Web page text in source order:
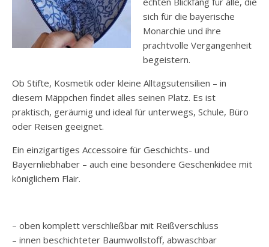
sich für die bayerische
Monarchie und ihre
prachtvolle Vergangenheit
begeistern.
Ob Stifte, Kosmetik oder kleine Alltagsutensilien – in
diesem Mäppchen findet alles seinen Platz. Es ist
praktisch, geräumig und ideal für unterwegs, Schule, Büro
oder Reisen geeignet.
Ein einzigartiges Accessoire für Geschichts- und
Bayernliebhaber – auch eine besondere Geschenkidee mit
königlichem Flair.
– oben komplett verschließbar mit Reißverschluss
– innen beschichteter Baumwollstoff, abwaschbar